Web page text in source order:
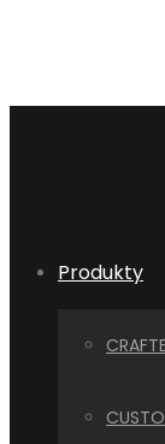
Produkty